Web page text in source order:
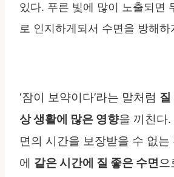
있다. 푸른 빛에 많이 노출되면
로 인지하게되서 수면을 방해하
‘잠이 보약이다’라는 말처럼 질
상 생활에 많은 영향을 끼친다
면의 시간을 보장받을 수 없는
에 같은 시간에 질 좋은 수면으